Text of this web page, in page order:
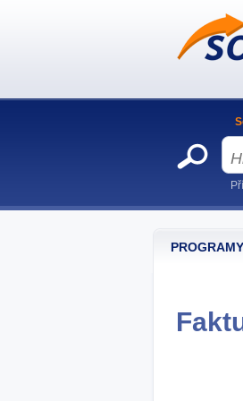
PROGRAMY